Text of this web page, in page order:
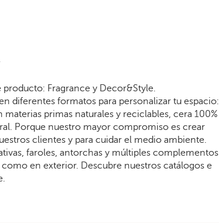
Fragrance y Decor&Style.
diferentes formatos para personalizar tu espacio:
primas naturales y reciclables, cera 100%
Porque nuestro mayor compromiso es crear
clientes y para cuidar el medio ambiente.
faroles, antorchas y múltiples complementos
en exterior. Descubre nuestros catálogos e